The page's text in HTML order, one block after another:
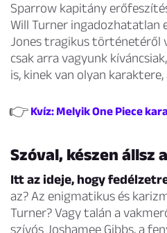
Sparrow kapitány
Will Turner ingadozhatatlan
Jones tragikus történetéről
csak arra vagyunk
is, kinek van olyan
👉 Kvíz: Melyik One Piece
Szóval, készen állsz
Itt az ideje, hogy
az? Az enigmatikus és
Turner? Vagy talán a
szívós Joshamee Gibbs, a